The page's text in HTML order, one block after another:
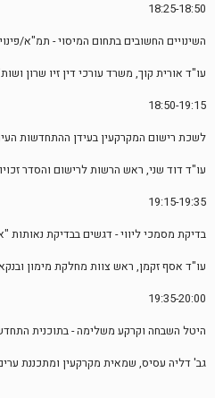
18:25-18:50
השינויים החשובים בתחום המיסוי - תמ"א/פינוי
עו"ד אורית קוך, משרד עורכי דין זיו שרון
18:50-19:15
לשכת רישום המקרקעין בעידן ההתחדשות
עו"ד דוד שני, ראש הרשות לרישום והסדר
19:15-19:35
בדיקת מסמכי ליווי - דגשים בבדיקת נאותות
עו"ד אסף זקמן, ראש צוות מחלקת מימון
19:35-20:00
היטל השבחה וקרקע משלימה - בתוכנית
גב' דליה עסיס, שמאית מקרקעין ומתכננת